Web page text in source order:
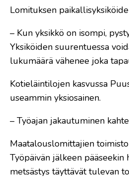
Lomituksen
– Kun yksikkö on isompi,
Yksiköiden suurentuessa
lukumäärä vähenee joka
Kotieläintilojen kasvussa
useammin yksiosainen.
– Työajan jakautuminen
Maatalouslomittajien
Työpäivän jälkeen
metsästys täyttävät tulevan